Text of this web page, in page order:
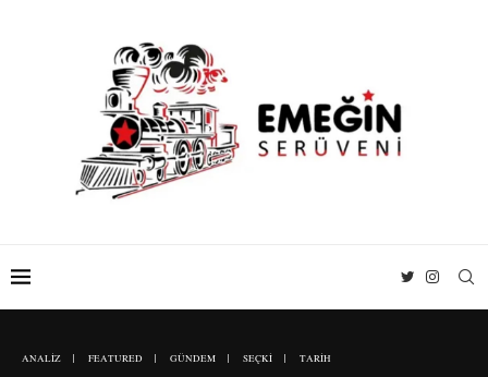
ANALİZ FEATURED GÜNDEM SEÇKİ TARİH